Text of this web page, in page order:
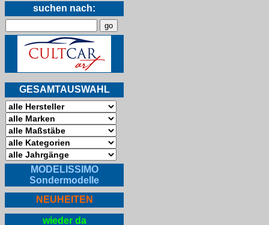
suchen nach:
GESAMTAUSWAHL
MODELISSIMO
Sondermodelle
NEUHEITEN
wieder da